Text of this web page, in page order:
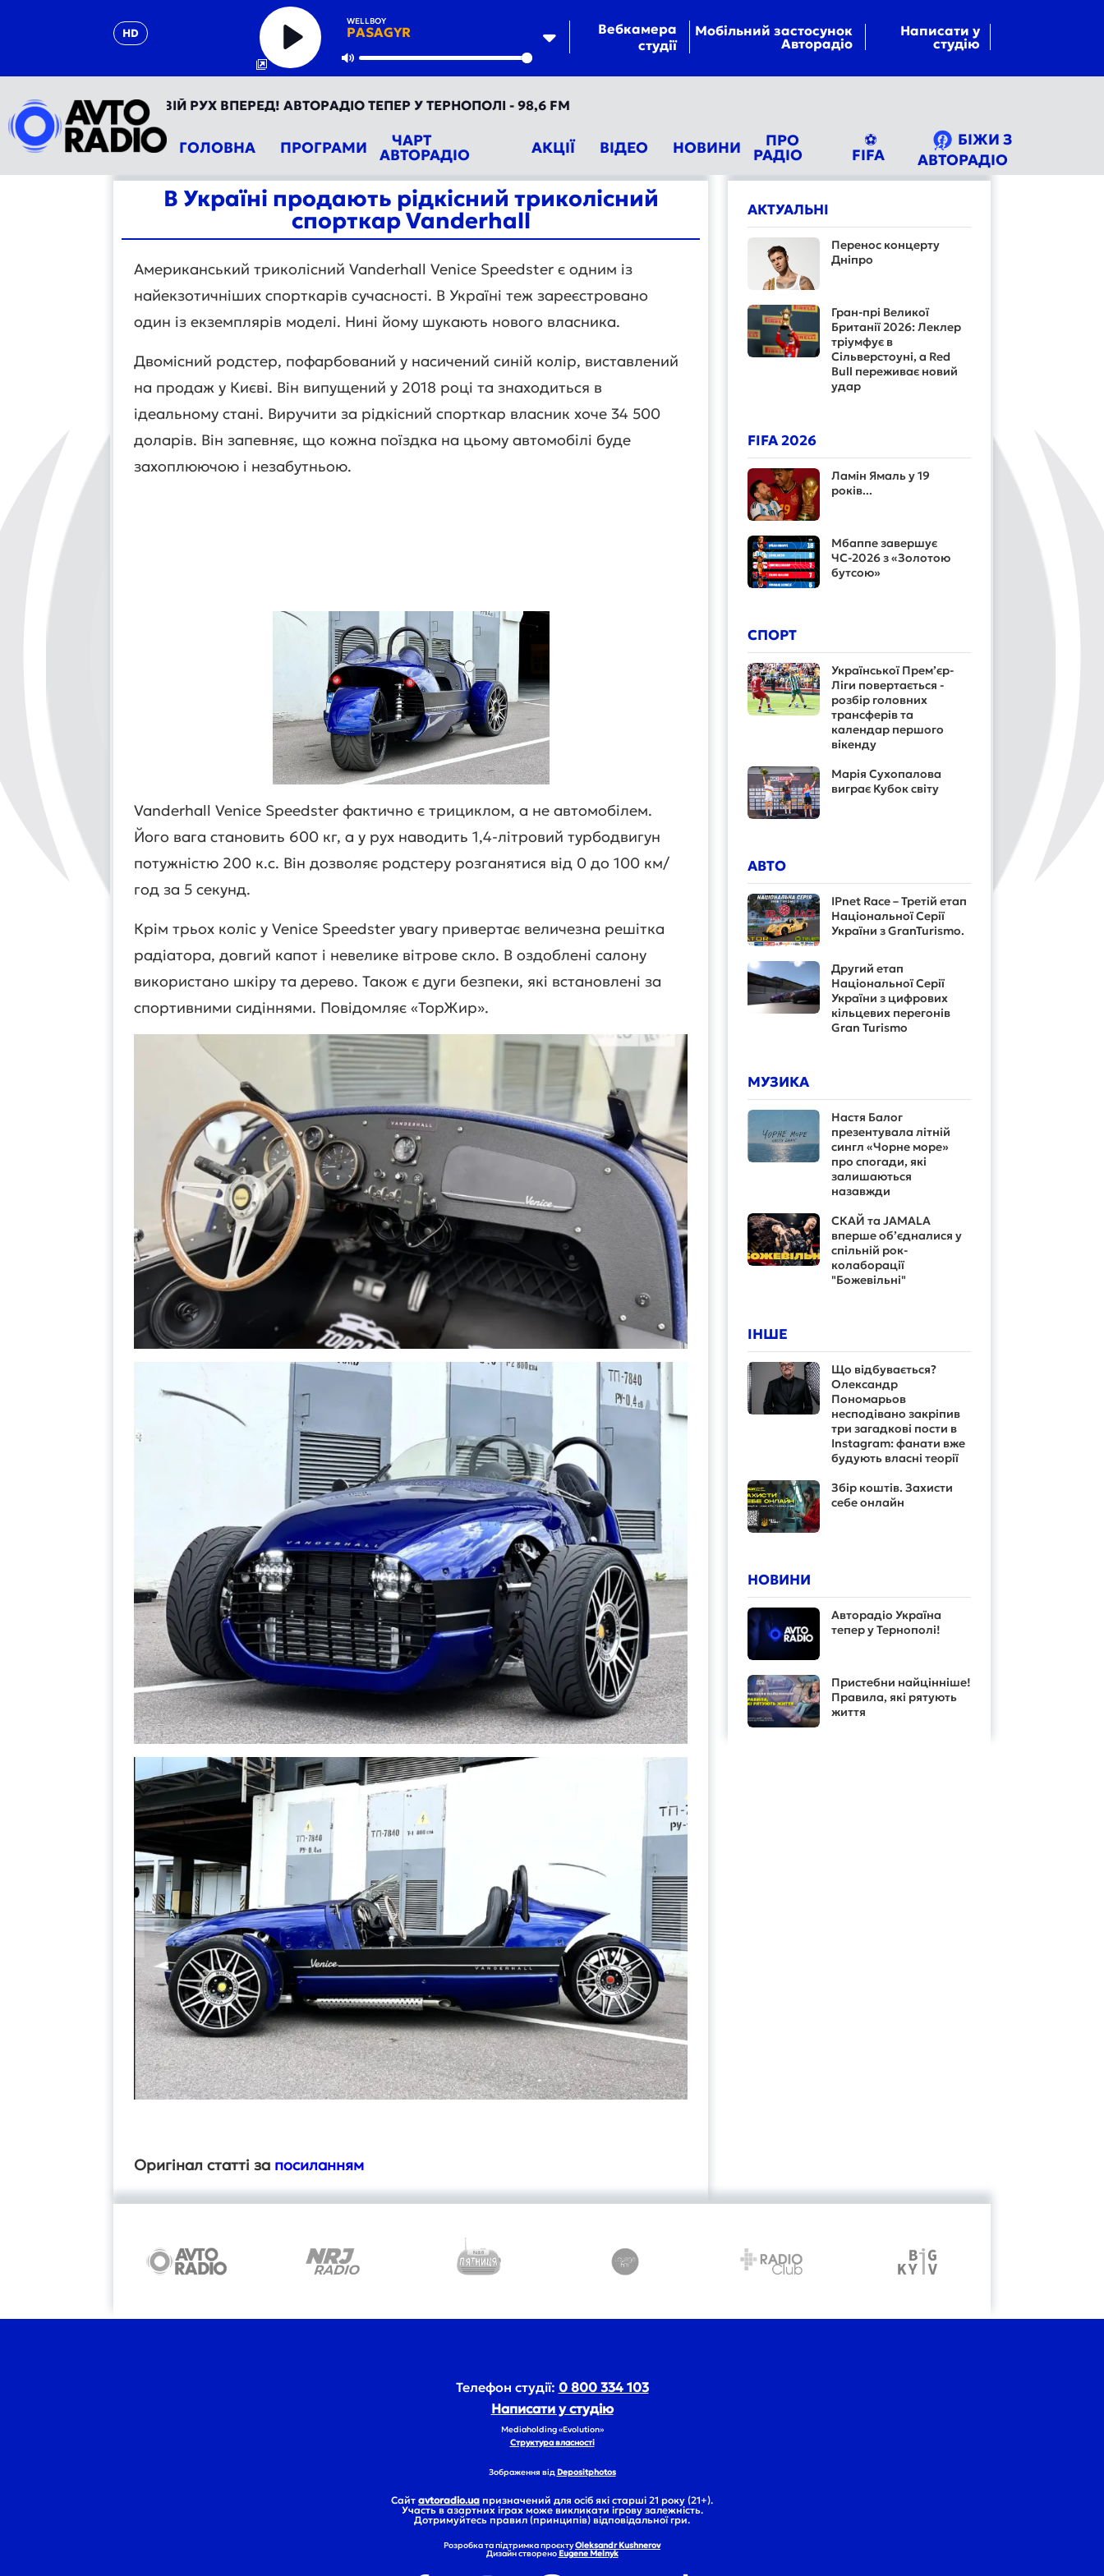
HD
WELLBOY
PASAGYR
Play
Mute
Вебкамера
студії
Мобільний застосунок
Авторадіо
Написати у
студію
УКРАЇНА - ТВІЙ РУХ ВПЕРЕД! АВТОРАДІО ТЕПЕР У ТЕРНОПОЛІ - 98,6 FM
ГОЛОВНА ПРОГРАМИ ЧАРТ
АВТОРАДІО АКЦІЇ ВІДЕО НОВИНИ ПРО
РАДІО
⚽
FIFA
БІЖИ З
АВТОРАДІО
В Україні продають рідкісний триколісний
спорткар Vanderhall
Американський триколісний Vanderhall Venice Speedster є одним із
найекзотичніших спорткарів сучасності. В Україні теж зареєстровано
один із екземплярів моделі. Нині йому шукають нового власника.
Двомісний родстер, пофарбований у насичений синій колір, виставлений
на продаж у Києві. Він випущений у 2018 році та знаходиться в
ідеальному стані. Виручити за рідкісний спорткар власник хоче 34 500
доларів. Він запевняє, що кожна поїздка на цьому автомобілі буде
захоплюючою і незабутньою.
Vanderhall Venice Speedster фактично є трициклом, а не автомобілем.
Його вага становить 600 кг, а у рух наводить 1,4-літровий турбодвигун
потужністю 200 к.с. Він дозволяє родстеру розганятися від 0 до 100 км/
год за 5 секунд.
Крім трьох коліс у Venice Speedster увагу привертає величезна решітка
радіатора, довгий капот і невелике вітрове скло. В оздоблені салону
використано шкіру та дерево. Також є дуги безпеки, які встановлені за
спортивними сидіннями. Повідомляє «ТорЖир».
Оригінал статті за посиланням
АКТУАЛЬНІ
Перенос концерту
Дніпро
Гран-прі Великої
Британії 2026: Леклер
тріумфує в
Сільверстоуні, а Red
Bull переживає новий
удар
FIFA 2026
Ламін Ямаль у 19
років...
Мбаппе завершує
ЧС-2026 з «Золотою
бутсою»
СПОРТ
Української Прем’єр-
Ліги повертається -
розбір головних
трансферів та
календар першого
вікенду
Марія Сухопалова
виграє Кубок світу
АВТО
IPnet Race – Третій етап
Національної Серії
України з GranTurismo.
Другий етап
Національної Серії
України з цифрових
кільцевих перегонів
Gran Turismo
МУЗИКА
Настя Балог
презентувала літній
сингл «Чорне море»
про спогади, які
залишаються
назавжди
СКАЙ та JAMALA
вперше об’єдналися у
спільній рок-
колаборації
"Божевільні"
ІНШЕ
Що відбувається?
Олександр
Пономарьов
несподівано закріпив
три загадкові пости в
Instagram: фанати вже
будують власні теорії
Збір коштів. Захисти
себе онлайн
НОВИНИ
Авторадіо Україна
тепер у Тернополі!
Пристебни найцінніше!
Правила, які рятують
життя
Телефон студії: 0 800 334 103
Написати у студію
Mediaholding «Evolution»
Структура власності
Зображення від Depositphotos
Сайт avtoradio.ua призначений для осіб які старші 21 року (21+).
Участь в азартних іграх може викликати ігрову залежність.
Дотримуйтесь правил (принципів) відповідальної гри.
Розробка та підтримка проєктуOleksandr Kushnerov
Дизайн створено Eugene Melnyk